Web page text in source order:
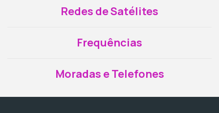
Redes de Satélites
Frequências
Moradas e Telefones